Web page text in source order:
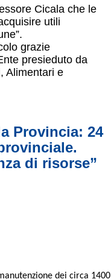
Cicala che le
utili
grazie
presieduto da
Alimentari e
Provincia: 24
di risorse”
dei circa 1400